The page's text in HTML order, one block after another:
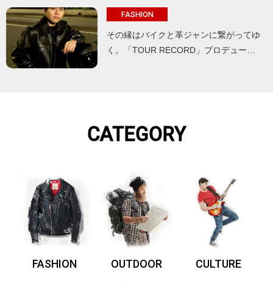
FASHION
その縁はバイクと革ジャンに繋がってゆ
く。「TOUR RECORD」プロデュー…
CATEGORY
FASHION OUTDOOR CULTURE